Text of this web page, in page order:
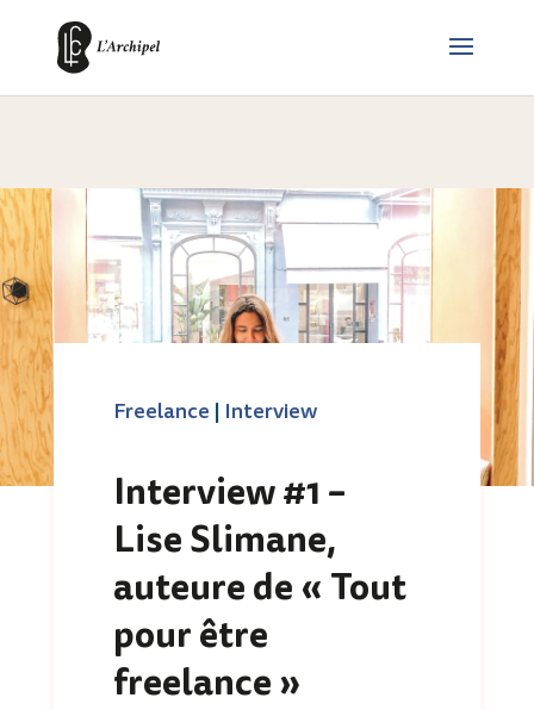
Freelance | Interview
Interview #1 –
Lise Slimane,
auteure de « Tout
pour être
freelance »